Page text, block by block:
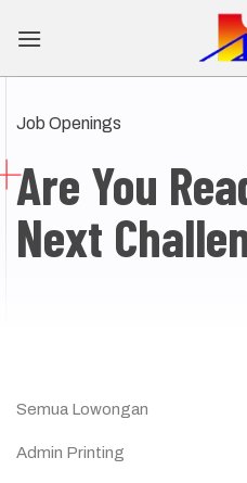
Job Openings
Are You
Next
Semua Lowongan
Admin Printing